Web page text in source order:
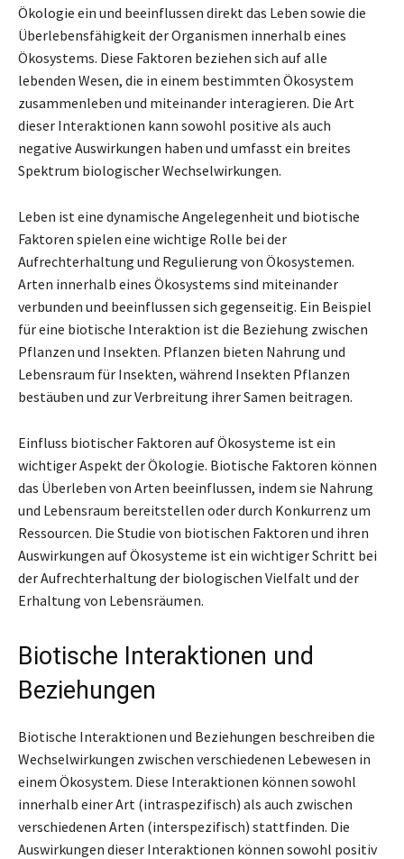
Ökologie ein und beeinflussen direkt das Leben sowie die
Überlebensfähigkeit der Organismen innerhalb eines
Ökosystems. Diese Faktoren beziehen sich auf alle
lebenden Wesen, die in einem bestimmten Ökosystem
zusammenleben und miteinander interagieren. Die Art
dieser Interaktionen kann sowohl positive als auch
negative Auswirkungen haben und umfasst ein breites
Spektrum biologischer Wechselwirkungen.
Leben ist eine dynamische Angelegenheit und biotische
Faktoren spielen eine wichtige Rolle bei der
Aufrechterhaltung und Regulierung von Ökosystemen.
Arten innerhalb eines Ökosystems sind miteinander
verbunden und beeinflussen sich gegenseitig. Ein Beispiel
für eine biotische Interaktion ist die Beziehung zwischen
Pflanzen und Insekten. Pflanzen bieten Nahrung und
Lebensraum für Insekten, während Insekten Pflanzen
bestäuben und zur Verbreitung ihrer Samen beitragen.
Einfluss biotischer Faktoren auf Ökosysteme ist ein
wichtiger Aspekt der Ökologie. Biotische Faktoren können
das Überleben von Arten beeinflussen, indem sie Nahrung
und Lebensraum bereitstellen oder durch Konkurrenz um
Ressourcen. Die Studie von biotischen Faktoren und ihren
Auswirkungen auf Ökosysteme ist ein wichtiger Schritt bei
der Aufrechterhaltung der biologischen Vielfalt und der
Erhaltung von Lebensräumen.
Biotische Interaktionen und
Beziehungen
Biotische Interaktionen und Beziehungen beschreiben die
Wechselwirkungen zwischen verschiedenen Lebewesen in
einem Ökosystem. Diese Interaktionen können sowohl
innerhalb einer Art (intraspezifisch) als auch zwischen
verschiedenen Arten (interspezifisch) stattfinden. Die
Auswirkungen dieser Interaktionen können sowohl positiv